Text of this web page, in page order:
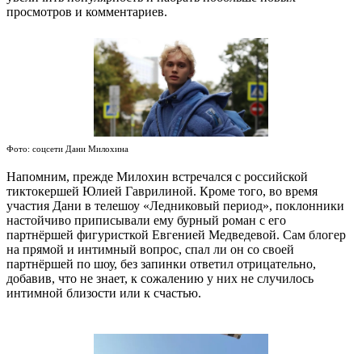
просмотров и комментариев.
Фото: соцсети Дани Милохина
Напомним, прежде Милохин встречался с российской
тиктокершей Юлией Гаврилиной. Кроме того, во время
участия Дани в телешоу «Ледниковый период», поклонники
настойчиво приписывали ему бурный роман с его
партнёршей фигуристкой Евгенией Медведевой. Сам блогер
на прямой и интимный вопрос, спал ли он со своей
партнёршей по шоу, без запинки ответил отрицательно,
добавив, что не знает, к сожалению у них не случилось
интимной близости или к счастью.